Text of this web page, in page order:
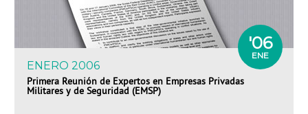
Grupo De Trabajo Marítimo
Sesiones Plenarias
Secretaría